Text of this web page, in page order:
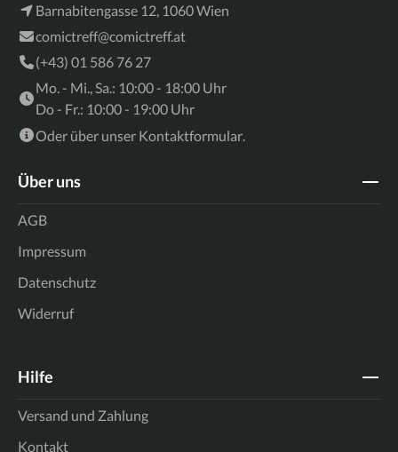
Barnabitengasse 12, 1060 Wien
comictreff@comictreff.at
(+43) 01 586 76 27
Mo. - Mi., Sa.: 10:00 - 18:00 Uhr
Do - Fr.: 10:00 - 19:00 Uhr
Oder über unser Kontaktformular
Über uns
AGB
Impressum
Datenschutz
Widerruf
Hilfe
Versand und Zahlung
Kontakt